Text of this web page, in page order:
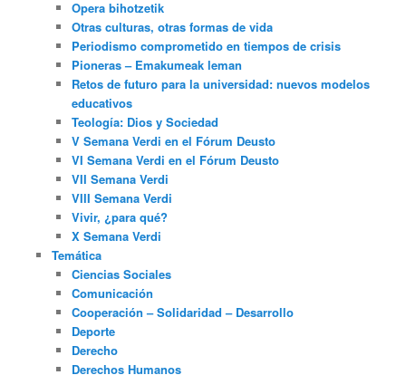
Opera bihotzetik
Otras culturas, otras formas de vida
Periodismo comprometido en tiempos de crisis
Pioneras – Emakumeak leman
Retos de futuro para la universidad: nuevos modelos
educativos
Teología: Dios y Sociedad
V Semana Verdi en el Fórum Deusto
VI Semana Verdi en el Fórum Deusto
VII Semana Verdi
VIII Semana Verdi
Vivir, ¿para qué?
X Semana Verdi
Temática
Ciencias Sociales
Comunicación
Cooperación – Solidaridad – Desarrollo
Deporte
Derecho
Derechos Humanos